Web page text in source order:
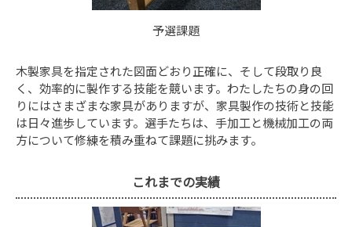
予選課題
木製家具を指定された図面どおり正確に、そして段取り良
く、効率的に製作する技能を競います。わたしたちの身の回
りにはさまざまな家具がありますが、家具製作の技術と技能
は日々進歩しています。選手たちは、手加工と機械加工の両
方について修練を積み重ねて課題に挑みます。
これまでの実績